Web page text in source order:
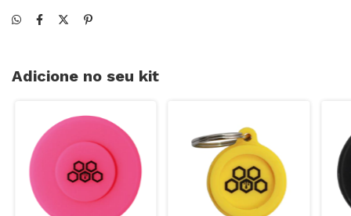
Adicione no seu kit